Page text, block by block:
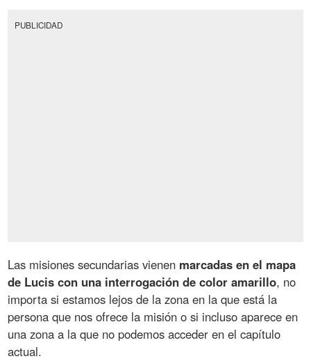
PUBLICIDAD
Las misiones secundarias vienen marcadas en el mapa
de Lucis con una interrogación de color amarillo, no
importa si estamos lejos de la zona en la que está la
persona que nos ofrece la misión o si incluso aparece en
una zona a la que no podemos acceder en el capítulo
actual.